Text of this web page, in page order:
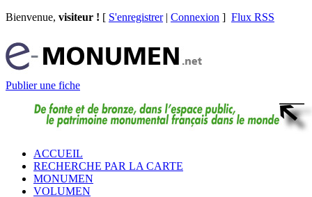
Bienvenue, visiteur ! [ S'enregistrer| Connexion ] Flux RSS
Publier une fiche
ACCUEIL
RECHERCHE PAR LA CARTE
MONUMEN
VOLUMEN